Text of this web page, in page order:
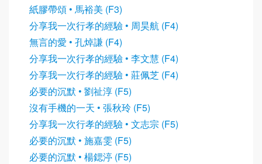
紙膠帶頌 • 馬裕美 (F3)
分享我一次行孝的經驗 • 周昊航 (F4)
無言的愛 • 孔焯謙 (F4)
分享我一次行孝的經驗 • 李文慧 (F4)
分享我一次行孝的經驗 • 莊佩芝 (F4)
必要的沉默 • 劉祉淳 (F5)
沒有手機的一天 • 張秋玲 (F5)
分享我一次行孝的經驗 • 文志宗 (F5)
必要的沉默 • 施嘉雯 (F5)
必要的沉默 • 楊鍶渟 (F5)